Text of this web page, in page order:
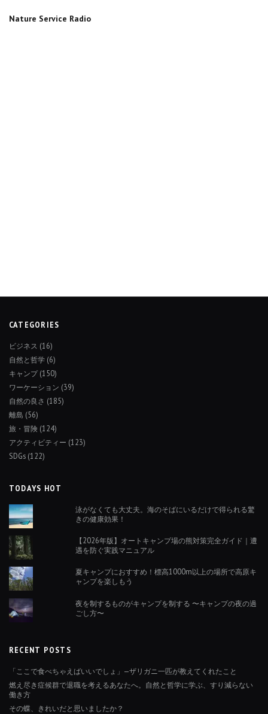
Nature Service Radio
CATEGORIES
ビジネス (16)
自然と哲学 (6)
キャンプ(150)
ワーケーション (39)
自然の良さ (185)
離島 (56)
旅・冒険 (124)
アクティビティー (123)
SDGs (122)
TODAYS HOT
泳がなくても大丈夫。海のそばにいるだけで得られる驚
きの健康効果！
【2026年版】オートキャンプ場の熊対策完全ガイド｜遭
遇を防ぐ実践マニュアル
夏キャンプにおすすめ！標高1000m以上の場所で高原キ
ャンプを楽しもう
夜を制するものがキャンプを制する 〜キャンプの夜の過
ごし方〜
RECENT POSTS
「ここで食べちゃえばいいでしょ」—ザリガニ一匹が教えてくれたこと
燃え尽き症候群で退職を考えるあなたへ。自然と哲学に学ぶ、すり減らない
働き方
その蝶、きれいだと思いましたか？